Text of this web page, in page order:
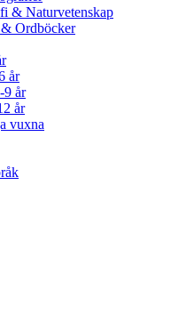
& Naturvetenskap
Ordböcker
år
9 år
år
vuxna